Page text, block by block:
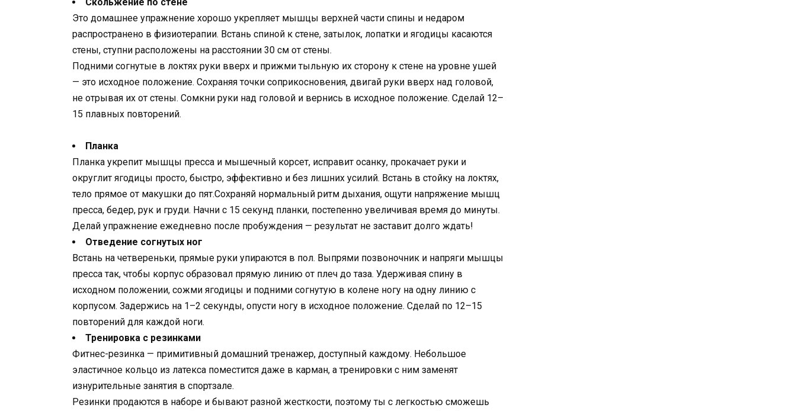
Это домашнее упражнение хорошо укрепляет мышцы верхней части спины и недаром
распространено в физиотерапии. Встань спиной к стене, затылок, лопатки и ягодицы касаются
стены, ступни расположены на расстоянии 30 см от стены.
Подними согнутые в локтях руки вверх и прижми тыльную их сторону к стене на уровне ушей
— это исходное положение. Сохраняя точки соприкосновения, двигай руки вверх над головой,
не отрывая их от стены. Сомкни руки над головой и вернись в исходное положение. Сделай 12–
15 плавных повторений.
Планка
Планка укрепит мышцы пресса и мышечный корсет, исправит осанку, прокачает руки и
округлит ягодицы просто, быстро, эффективно и без лишних усилий. Встань в стойку на локтях,
тело прямое от макушки до пят.Сохраняй нормальный ритм дыхания, ощути напряжение мышц
пресса, бедер, рук и груди. Начни с 15 секунд планки, постепенно увеличивая время до минуты.
Делай упражнение ежедневно после пробуждения — результат не заставит долго ждать!
Отведение согнутых ног
Встань на четвереньки, прямые руки упираются в пол. Выпрями позвоночник и напряги мышцы
пресса так, чтобы корпус образовал прямую линию от плеч до таза. Удерживая спину в
исходном положении, сожми ягодицы и подними согнутую в колене ногу на одну линию с
корпусом. Задержись на 1–2 секунды, опусти ногу в исходное положение. Сделай по 12–15
повторений для каждой ноги.
Тренировка с резинками
Фитнес-резинка — примитивный домашний тренажер, доступный каждому. Небольшое
эластичное кольцо из латекса поместится даже в карман, а тренировки с ним заменят
изнурительные занятия в спортзале.
Резинки продаются в наборе и бывают разной жесткости, поэтому ты с легкостью сможешь